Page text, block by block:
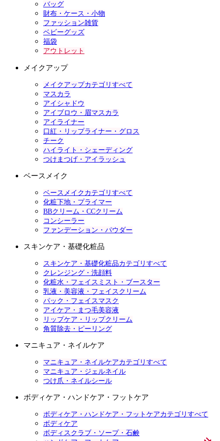
バッグ
財布・ケース・小物
ファッション雑貨
ベビーグッズ
福袋
アウトレット
メイクアップ
メイクアップカテゴリすべて
マスカラ
アイシャドウ
アイブロウ・眉マスカラ
アイライナー
口紅・リップライナー・グロス
チーク
ハイライト・シェーディング
つけまつげ・アイラッシュ
ベースメイク
ベースメイクカテゴリすべて
化粧下地・プライマー
BBクリーム・CCクリーム
コンシーラー
ファンデーション・パウダー
スキンケア・基礎化粧品
スキンケア・基礎化粧品カテゴリすべて
クレンジング・洗顔料
化粧水・フェイスミスト・ブースター
乳液・美容液・フェイスクリーム
パック・フェイスマスク
アイケア・まつ毛美容液
リップケア・リップクリーム
角質除去・ピーリング
マニキュア・ネイルケア
マニキュア・ネイルケアカテゴリすべて
マニキュア・ジェルネイル
つけ爪・ネイルシール
ボディケア・ハンドケア・フットケア
ボディケア・ハンドケア・フットケアカテゴリすべて
ボディケア
ボディスクラブ・ソープ・石鹸